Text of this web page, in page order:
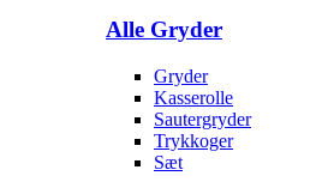
Alle Gryder
Gryder
Kasserolle
Sautergryder
Trykkoger
Sæt